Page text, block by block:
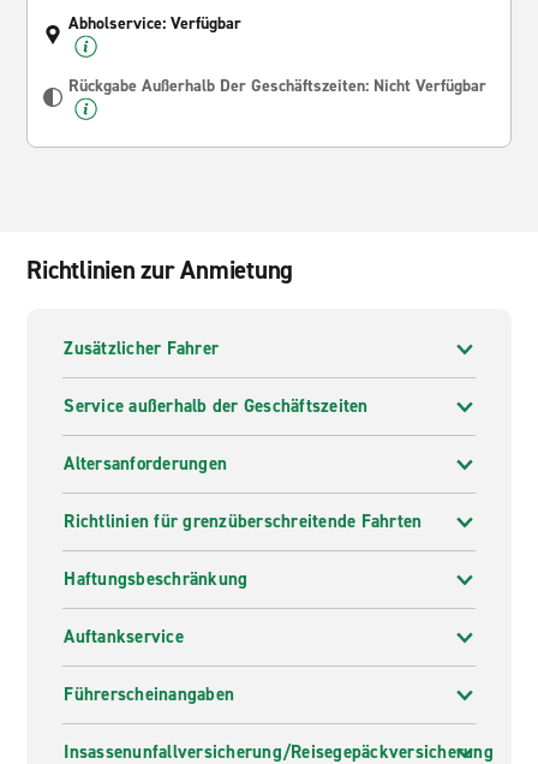
Abholservice: Verfügbar
Rückgabe Außerhalb Der Geschäftszeiten: Nicht Verfügbar
Richtlinien zur Anmietung
Zusätzlicher Fahrer
Service außerhalb der Geschäftszeiten
Altersanforderungen
Richtlinien für grenzüberschreitende Fahrten
Haftungsbeschränkung
Auftankservice
Führerscheinangaben
Insassenunfallversicherung/Reisegepäckversicherung